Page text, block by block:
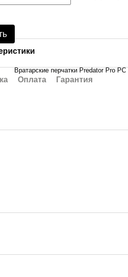
Вратарские перчатки Predator Pro PC
Оплата Гарантия